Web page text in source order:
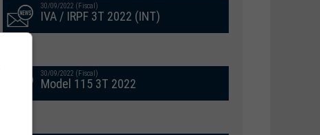
30/09/2022 (Fiscal)
IVA / IRPF 3T 2022 (INT)
30/09/2022 (Fiscal)
Model 115 3T 2022